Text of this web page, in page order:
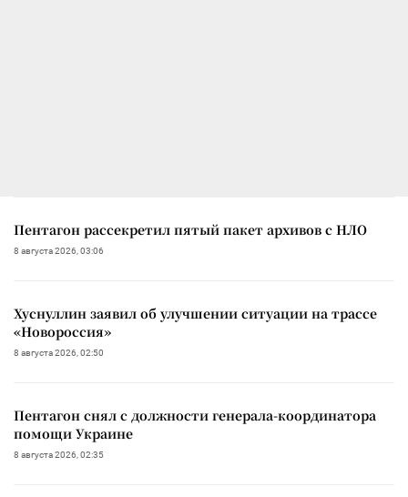
Пентагон рассекретил пятый пакет архивов с НЛО
8 августа 2026, 03:06
Хуснуллин заявил об улучшении ситуации на трассе
«Новороссия»
8 августа 2026, 02:50
Пентагон снял с должности генерала-координатора
помощи Украине
8 августа 2026, 02:35